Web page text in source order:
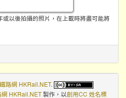
以後拍攝的照片，在上載時將盡可能將
路網 HKRail.NET.
HKRail.NET製作，以創用CC 姓名標